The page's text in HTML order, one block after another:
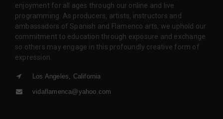
enjoyment for all ages through our online and live
programming. As producers, artists, instructors and
ambassadors of Spanish and Flamenco arts, we uphold our
commitment to education through exposure and exchange
so others may engage in this profoundly creative form of
expression.
Los Angeles, California
vidaflamenca@yahoo.com